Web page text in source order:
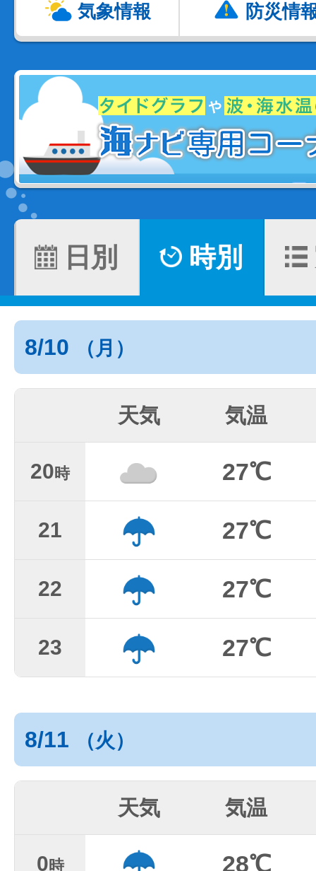
気象情報 防災情
日別 時別
8/10 （月）
天気 気温
20時 27℃
21 27℃
22 27℃
23 27℃
8/11 （火）
天気 気温
0時 28℃